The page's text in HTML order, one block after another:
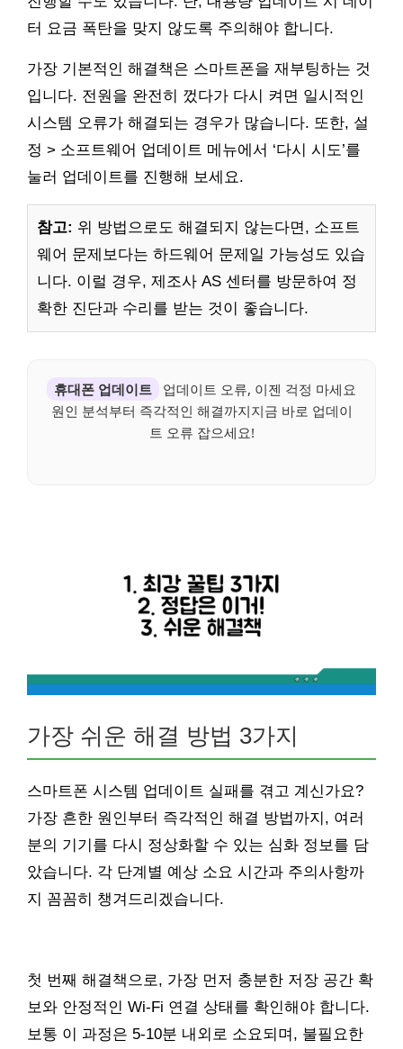
터 요금 폭탄을 맞지 않도록 주의해야 합니다.
가장 기본적인 해결책은 스마트폰을 재부팅하는 것
입니다. 전원을 완전히 껐다가 다시 켜면 일시적인
시스템 오류가 해결되는 경우가 많습니다. 또한, 설
정 > 소프트웨어 업데이트 메뉴에서 ‘다시 시도’를
눌러 업데이트를 진행해 보세요.
참고: 위 방법으로도 해결되지 않는다면, 소프트
웨어 문제보다는 하드웨어 문제일 가능성도 있습
니다. 이럴 경우, 제조사 AS 센터를 방문하여 정
확한 진단과 수리를 받는 것이 좋습니다.
휴대폰 업데이트
업데이트 오류, 이젠 걱정 마세요
원인 분석부터 즉각적인 해결까지지금 바로 업데이
트 오류 잡으세요!
가장 쉬운 해결 방법 3가지
스마트폰 시스템 업데이트 실패를 겪고 계신가요?
가장 흔한 원인부터 즉각적인 해결 방법까지, 여러
분의 기기를 다시 정상화할 수 있는 심화 정보를 담
았습니다. 각 단계별 예상 소요 시간과 주의사항까
지 꼼꼼히 챙겨드리겠습니다.
첫 번째 해결책으로, 가장 먼저 충분한 저장 공간 확
보와 안정적인 Wi-Fi 연결 상태를 확인해야 합니다.
보통 이 과정은 5-10분 내외로 소요되며, 불필요한